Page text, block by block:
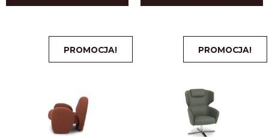
PROMOCJA! PROMOCJA!